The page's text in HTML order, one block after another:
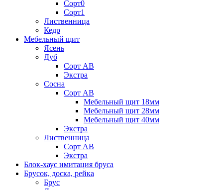
Сорт0
Сорт1
Лиственница
Кедр
Мебельный щит
Ясень
Дуб
Сорт АВ
Экстра
Сосна
Сорт АВ
Мебельный щит 18мм
Мебельный щит 28мм
Мебельный щит 40мм
Экстра
Лиственница
Сорт АВ
Экстра
Блок-хаус имитация бруса
Брусок, доска, рейка
Брус